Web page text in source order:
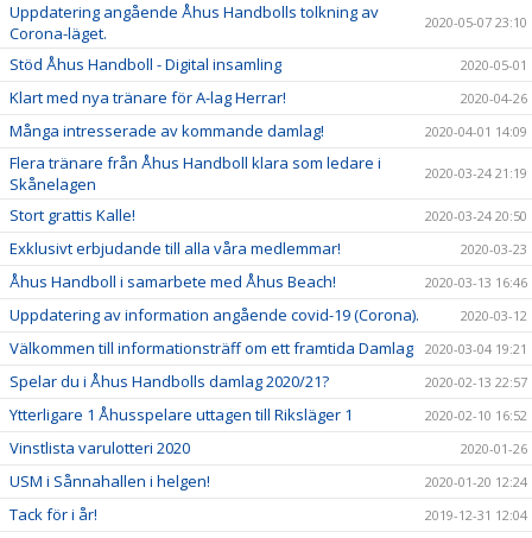
Uppdatering angående Åhus Handbolls tolkning av
Corona-läget.
2020-05-07 23:10
Stöd Åhus Handboll - Digital insamling 2020-05-01
Klart med nya tränare för A-lag Herrar! 2020-04-26
Många intresserade av kommande damlag! 2020-04-01 14:09
Flera tränare från Åhus Handboll klara som ledare i
Skånelagen
2020-03-24 21:19
Stort grattis Kalle! 2020-03-24 20:50
Exklusivt erbjudande till alla våra medlemmar! 2020-03-23
Åhus Handboll i samarbete med Åhus Beach! 2020-03-13 16:46
Uppdatering av information angående covid-19 (Corona). 2020-03-12
Välkommen till informationsträff om ett framtida Damlag 2020-03-04 19:21
Spelar du i Åhus Handbolls damlag 2020/21? 2020-02-13 22:57
Ytterligare 1 Åhusspelare uttagen till Riksläger 1 2020-02-10 16:52
Vinstlista varulotteri 2020 2020-01-26
USM i Sånnahallen i helgen! 2020-01-20 12:24
Tack för i år! 2019-12-31 12:04